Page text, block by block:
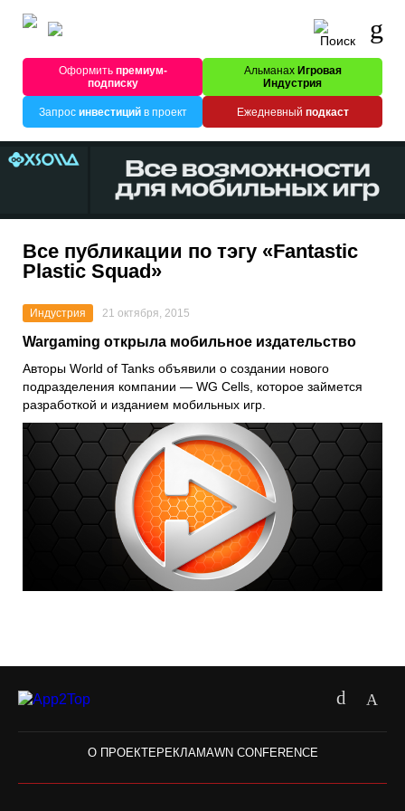
Оформитьпремиум-
подписку
Альманах Игровая
Индустрия
Запрос инвестицийв проект Ежедневный подкаст
Все публикации по тэгу «Fantastic
Plastic Squad»
Индустрия 21 октября, 2015
Wargaming открыла мобильное издательство
Авторы World of Tanks объявили о создании нового
подразделения компании — WG Cells, которое займется
разработкой и изданием мобильных игр.
О ПРОЕКТЕРЕКЛАМАWN CONFERENCE